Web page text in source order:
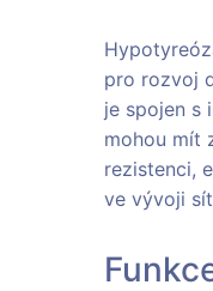
pro rozvoj
je spojen s
mohou mít
rezistenci,
ve vývoji